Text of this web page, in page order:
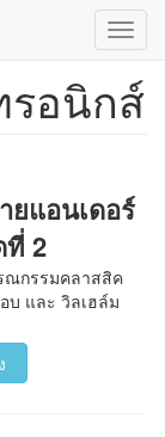
อนิกส์
ยแอนเดอร์
2
ณกรรมคลาสสิค
บ และ วิลเฮล์ม